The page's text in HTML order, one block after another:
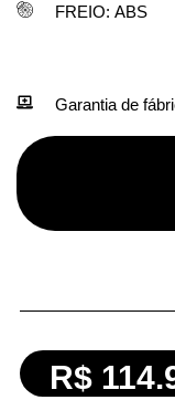
FREIO: ABS
Garantia de
R$